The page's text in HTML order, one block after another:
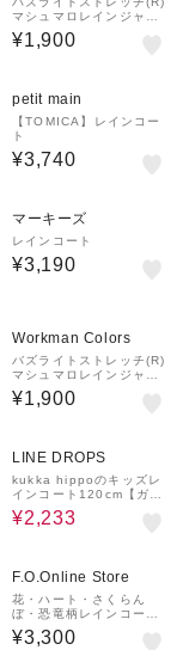
マシュマロレインジャケ
ットキッズ
¥1,900
petit main
【TOMICA】レインコー
ト
¥3,740
マーキーズ
レインコート
¥3,190
Workman Colors
バズライトストレッチ(R)
マシュマロレインジャケ
ットキッズ
¥1,900
LINE DROPS
kukka hippoのキッズレ
インコート120cm【ガー
デン】
¥2,233
F.O.Online Store
花・ハート・さくらん
ぼ・恐竜柄レインコート
撥水
¥3,300